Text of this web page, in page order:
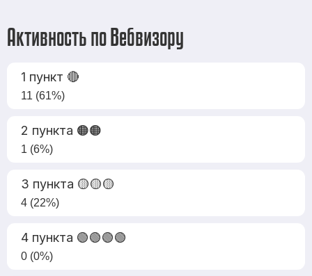
Активность по Вебвизору
1 пункт 🔴
11 (61%)
2 пункта 🟠🟠
1 (6%)
3 пункта 🟡🟡🟡
4 (22%)
4 пункта 🟢🟢🟢🟢
0 (0%)